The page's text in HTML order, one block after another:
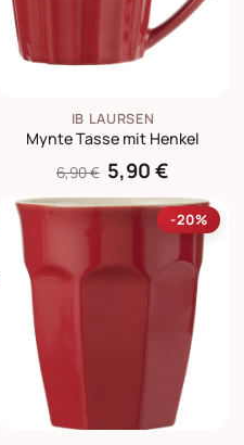
IB LAURSEN
Mynte Tasse mit Henkel
6,90 € 5,90 €
-20%